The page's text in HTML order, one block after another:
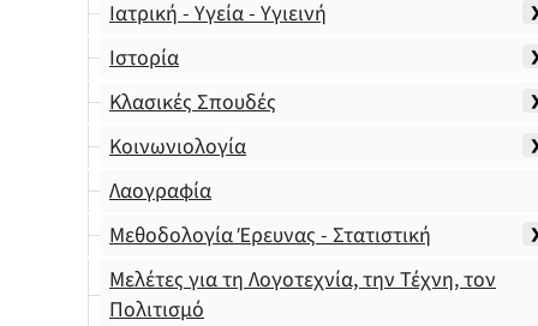
Ιατρική - Υγεία - Υγιεινή
Ιστορία
Κλασικές Σπουδές
Κοινωνιολογία
Λαογραφία
Μεθοδολογία Έρευνας - Στατιστική
Μελέτες για τη Λογοτεχνία, την Τέχνη, τον
Πολιτισμό